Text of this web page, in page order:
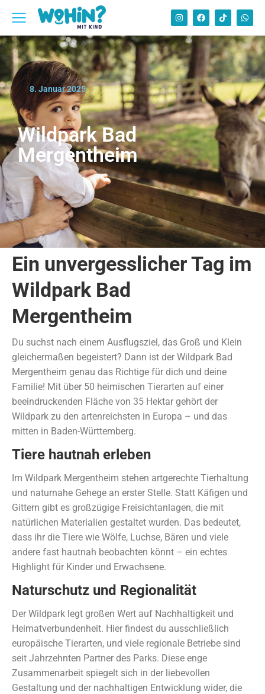
8. Januar 2025
Wildpark Bad
Mergentheim
Ein unvergesslicher Tag im
Wildpark Bad
Mergentheim
Du suchst nach einem Ausflugsziel, das Groß und Klein
gleichermaßen begeistert? Dann ist der Wildpark Bad
Mergentheim genau das Richtige für dich und deine
Familie! Mit über 50 heimischen Tierarten auf einer
beeindruckenden Fläche von 35 Hektar gehört der
Wildpark zu den artenreichsten in Europa – und das
mitten in Baden-Württemberg.
Tiere hautnah erleben
Im Wildpark Mergentheim stehen artgerechte Tierhaltung
und naturnahe Gehege an erster Stelle. Statt Käfigen und
Gittern gibt es großzügige Freisichtanlagen, die mit
natürlichen Materialien gestaltet wurden. Das bedeutet,
dass ihr die Tiere wie Wölfe, Luchse, Bären und viele
andere fast hautnah beobachten könnt – ein echtes
Highlight für Kinder und Erwachsene.
Naturschutz und Regionalität
Der Wildpark legt großen Wert auf Nachhaltigkeit und
Heimatverbundenheit. Hier findest du ausschließlich
europäische Tierarten, und viele regionale Betriebe sind
seit Jahrzehnten Partner des Parks. Diese enge
Zusammenarbeit spiegelt sich in der liebevollen
Gestaltung und der nachhaltigen Entwicklung wider, die